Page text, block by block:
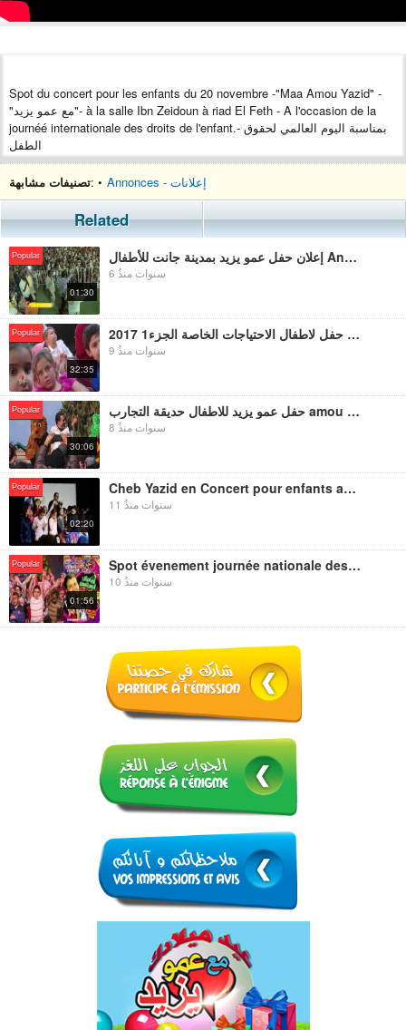
Spot du concert pour les enfants du 20 novembre -"Maa Amou Yazid" -
"مع عمو يزيد"- à la salle Ibn Zeidoun à riad El Feth - A l'occasion de la
journéé internationale des droits de l'enfant.- بمناسبة اليوم العالمي لحقوق
الطفل
تصنيفات مشابهة: • Annonces - إعلانات
Related
Popular
01:30
إعلان حفل عمو يزيد بمدينة جانت للأطفال Annonce Amou YAzid Show à Djanet pour enfant
6 سنوات منذُ
Popular
32:35
عمو يزيد حفل لاطفال الاحتياجات الخاصة الجزء1 2017 Amou Yazid show pour les handicapés 2017.partie
9 سنوات منذُ
Popular
30:06
حفل عمو يزيد للاطفال حديقة التجارب amou yazid Show pour les enfants du Jardin d'essais
8 سنوات منذُ
Popular
02:20
Cheb Yazid en Concert pour enfants au cinéma l'ABC le 06 jan 2015
11 سنوات منذُ
Popular
01:56
Spot évenement journée nationale des Handicapés 2016
10 سنوات منذُ